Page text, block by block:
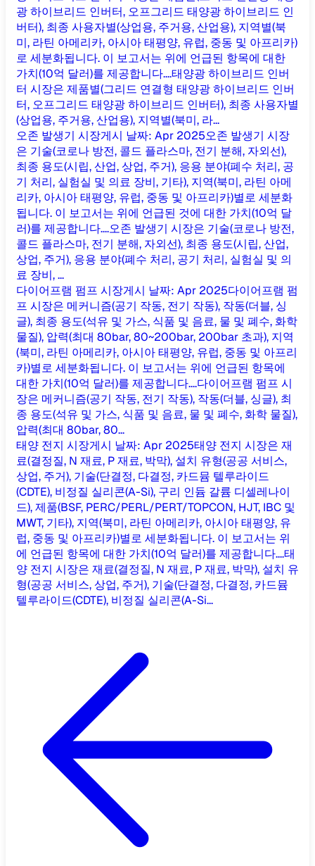
광 하이브리드 인버터, 오프그리드 태양광 하이브리드 인
버터), 최종 사용자별(상업용, 주거용, 산업용), 지역별(북
미, 라틴 아메리카, 아시아 태평양, 유럽, 중동 및 아프리카)
로 세분화됩니다. 이 보고서는 위에 언급된 항목에 대한
가치(10억 달러)를 제공합니다....태양광 하이브리드 인버
터 시장은 제품별(그리드 연결형 태양광 하이브리드 인버
터, 오프그리드 태양광 하이브리드 인버터), 최종 사용자별
(상업용, 주거용, 산업용), 지역별(북미, 라...
오존 발생기 시장게시 날짜: Apr 2025오존 발생기 시장
은 기술(코로나 방전, 콜드 플라스마, 전기 분해, 자외선),
최종 용도(시립, 산업, 상업, 주거), 응용 분야(폐수 처리, 공
기 처리, 실험실 및 의료 장비, 기타), 지역(북미, 라틴 아메
리카, 아시아 태평양, 유럽, 중동 및 아프리카)별로 세분화
됩니다. 이 보고서는 위에 언급된 것에 대한 가치(10억 달
러)를 제공합니다....오존 발생기 시장은 기술(코로나 방전,
콜드 플라스마, 전기 분해, 자외선), 최종 용도(시립, 산업,
상업, 주거), 응용 분야(폐수 처리, 공기 처리, 실험실 및 의
료 장비, ...
다이어프램 펌프 시장게시 날짜: Apr 2025다이어프램 펌
프 시장은 메커니즘(공기 작동, 전기 작동), 작동(더블, 싱
글), 최종 용도(석유 및 가스, 식품 및 음료, 물 및 폐수, 화학
물질), 압력(최대 80bar, 80~200bar, 200bar 초과), 지역
(북미, 라틴 아메리카, 아시아 태평양, 유럽, 중동 및 아프리
카)별로 세분화됩니다. 이 보고서는 위에 언급된 항목에
대한 가치(10억 달러)를 제공합니다....다이어프램 펌프 시
장은 메커니즘(공기 작동, 전기 작동), 작동(더블, 싱글), 최
종 용도(석유 및 가스, 식품 및 음료, 물 및 폐수, 화학 물질),
압력(최대 80bar, 80...
태양 전지 시장게시 날짜: Apr 2025태양 전지 시장은 재
료(결정질, N 재료, P 재료, 박막), 설치 유형(공공 서비스,
상업, 주거), 기술(단결정, 다결정, 카드뮴 텔루라이드
(CDTE), 비정질 실리콘(A-Si), 구리 인듐 갈륨 디셀레나이
드), 제품(BSF, PERC/PERL/PERT/TOPCON, HJT, IBC 및
MWT, 기타), 지역(북미, 라틴 아메리카, 아시아 태평양, 유
럽, 중동 및 아프리카)별로 세분화됩니다. 이 보고서는 위
에 언급된 항목에 대한 가치(10억 달러)를 제공합니다....태
양 전지 시장은 재료(결정질, N 재료, P 재료, 박막), 설치 유
형(공공 서비스, 상업, 주거), 기술(단결정, 다결정, 카드뮴
텔루라이드(CDTE), 비정질 실리콘(A-Si...